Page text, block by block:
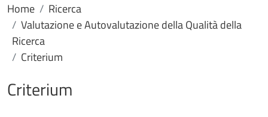
Home
Ricerca
Valutazione e Autovalutazione della Qualità della
Ricerca
Criterium
Criterium